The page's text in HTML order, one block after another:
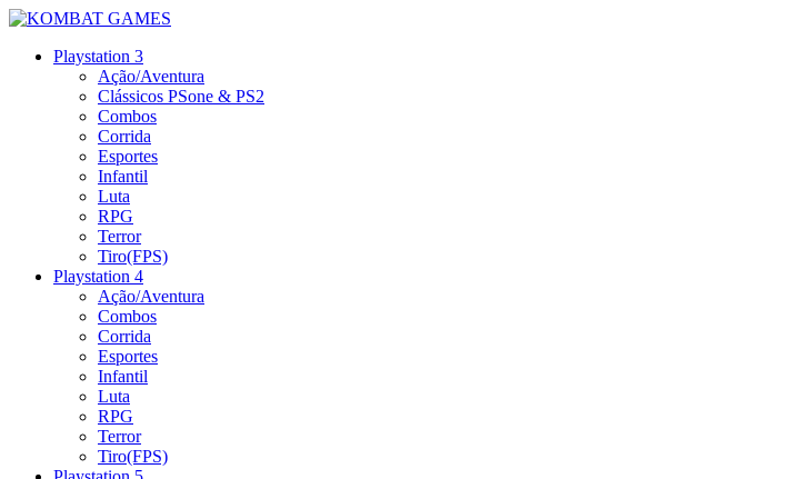
Playstation 3
Ação/Aventura
Clássicos PSone & PS2
Combos
Corrida
Esportes
Infantil
Luta
RPG
Terror
Tiro(FPS)
Playstation 4
Ação/Aventura
Combos
Corrida
Esportes
Infantil
Luta
RPG
Terror
Tiro(FPS)